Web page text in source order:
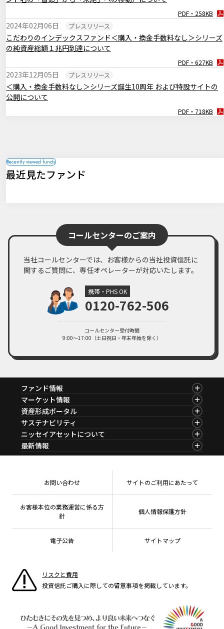
臨時レポート「9月FOMC 約4年半ぶりとなる利下げを決定」
PDF・260KB
臨時レポート「米国の景気減速懸念から金融市場は不安定な展開に」
2024年08月06日 マーケットレポート
PDF・258KB
こだわりのインデックスファンド＜購入・換金手数料なし＞シリーズ
の純資産総額１兆円到達について
2024年02月06日 プレスリリース
PDF・627KB
＜購入・換金手数料なし＞シリーズ誕生10周年 および特設サイトの
公開について
2023年12月05日 プレスリリース
PDF・718KB
最近見たファンド
コールセンターのご案内
当社コールセンターでは、お客様からの当社投資信託に
関するご質問に、専任オペレーターが対応いたします。
携帯・PHS OK
0120-762-506
コールセンター受付時間
9:00～17:00（土日祝日・年末年始を除く）
ファンド情報
ファンド情報TOP
基準価額一覧
ファンド検索
ファンド比較
決算カレンダー
海外休日カレンダー
投資信託新商品のご案内
ちょこっと3分！ファンドシアター
有価証券届出書の効力の発生の有無について
こだわりのインデックスファンド 購入・換金手数料
なしシリーズ
確定拠出年金について
マーケット情報
マーケット情報TOP
マーケット指数
マーケットレポート
コラム
ファンドレポート
資産形成ポータル
資産形成ポータルTOP
資産形成サービス
Nダイレクト
資産形成サポート
NAMシティ
お問い合わせ
よくあるご質問
サステナビリティ
サステナビリティTOP
サステナビリティ経営
サステナブル投資
ニッセイアセットについて
ニッセイアセットについてTOP
会社情報
方針・その他開示情報
公式キャラクターのご紹介
最新情報
マーケットニュース
メディアお問い合わせ サイトのご利用にあたって
お客様本位の業務運営に係る方
針
個人情報保護方針
電子公告 サイトマップ
リスクと費用
投資信託ご購入に際しての留意事項を掲載しています。